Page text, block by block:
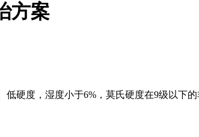
方案
硬度，湿度小于6%，莫氏硬度在9级以下